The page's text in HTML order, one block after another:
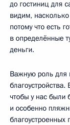
до гостиниц для
видим,
потому что есть
в определённые
деньги.
Важную роль для
чтобы у нас были
и особенно